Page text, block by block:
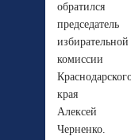
обратился
председатель
избирательной
комиссии
края
Алексей
Черненко.